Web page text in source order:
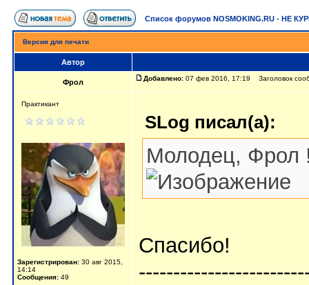
Список форумов NOSMOKING.RU - НЕ
Версия для печати
Автор
Фрол Добавлено: 07 фев 2016, 17:19 Заголовок
Практикант
Зарегистрирован: 30 авг 2015,
14:14
Сообщения: 49
SLog писал(а):
Молодец, Фрол
Спасибо!